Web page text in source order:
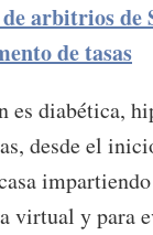
arbitrios de
de tasas
es diabética,
desde el
virtual y para